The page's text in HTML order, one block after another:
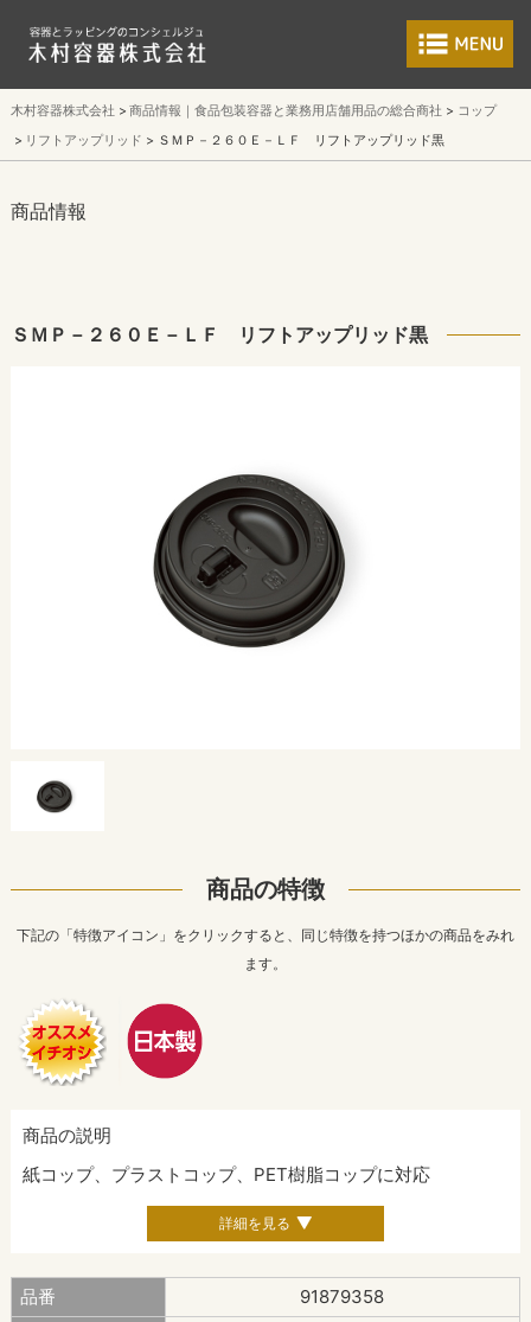
食品包装容器と
木村容器株式会社 商品情報｜食品包装容器と業務用店舗用品の総合商社
コップ
リフトアップリッド
ＳＭＰ－２６０Ｅ－ＬＦ リフトアップリッド黒
商品情報
ＳＭＰ－２６０Ｅ－ＬＦ リフトアップリッド黒
商品の特徴
下記の「特徴アイコン」をクリックすると、同じ特徴を持つほかの商品をみれ
ます。
商品の説明
紙コップ、プラストコップ、PET樹脂コップに対応
詳細を見る
品番
91879358